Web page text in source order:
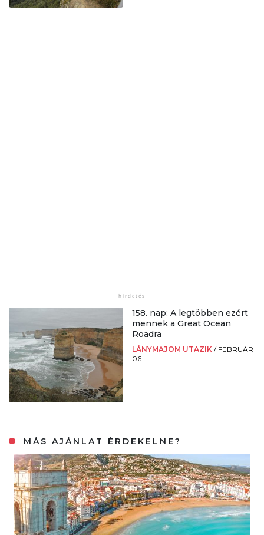
158. nap: A legtöbben ezért
mennek a Great Ocean
Roadra
LÁNYMAJOM UTAZIK / FEBRUÁR
06.
MÁS AJÁNLAT ÉRDEKELNE?